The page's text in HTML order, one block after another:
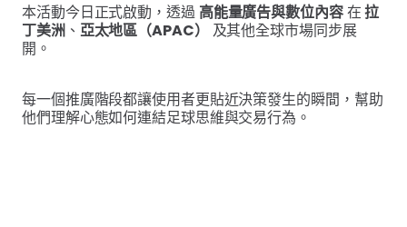
本活動今日正式啟動，透過 高能量廣告與數位內容在拉
丁美洲、 亞太地區（APAC）
及其他全球市場同步展
開。
每一個推廣階段都讓使用者更貼近決策發生的瞬間，幫助
他們理解心態如何連結足球思維與交易行為。